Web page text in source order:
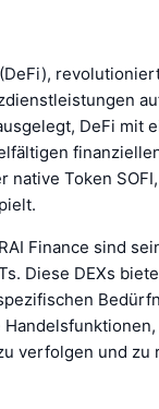
DeFi mit
Token
Finance sind
Diese DEXs
verfolgen und zu